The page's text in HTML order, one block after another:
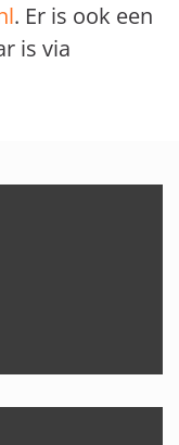
. Er is ook een
is via